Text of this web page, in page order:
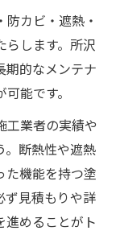
カビ・遮熱・
らします。所沢
期的なメンテナ
能です。
工業者の実績や
。断熱性や遮熱
た機能を持つ塗
ず見積もりや詳
進めることがト